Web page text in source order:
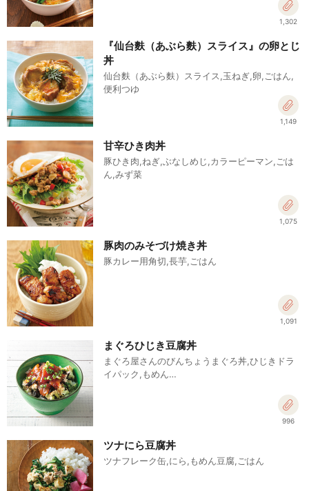
1,302
『仙台麩（あぶら麩）スライス』の卵とじ
丼
仙台麩（あぶら麩）スライス,玉ねぎ,卵,ごはん,
便利つゆ
1,149
甘辛ひき肉丼
豚ひき肉,ねぎ,ぶなしめじ,カラーピーマン,ごは
ん,みず菜
1,075
豚肉のみそづけ焼き丼
豚カレー用角切,長芋,ごはん
1,091
まぐろひじき豆腐丼
まぐろ屋さんのびんちょうまぐろ丼,ひじきドラ
イパック,もめん…
996
ツナにら豆腐丼
ツナフレーク缶,にら,もめん豆腐,ごはん